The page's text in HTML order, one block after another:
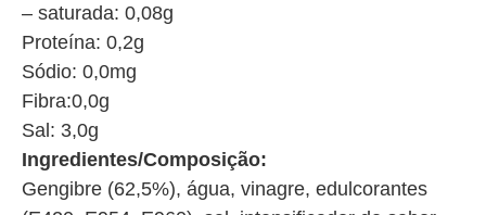
– saturada: 0,08g
Proteína: 0,2g
Sódio: 0,0mg
Fibra:0,0g
Sal: 3,0g
Ingredientes/Composição:
Gengibre (62,5%), água, vinagre, edulcorantes